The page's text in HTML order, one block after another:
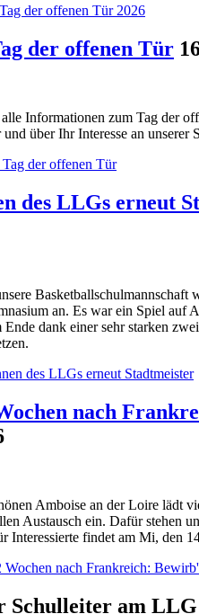
der offenen Tür 2026
der offenen Tür
Informationen zum Tag der
über Ihr Interesse an unserer
der offenen Tür
des LLGs erneut
Basketballschulmannschaft
an. Es war ein Spiel auf
dank einer sehr starken
des LLGs erneut Stadtmeister
nach
Amboise an der Loire lädt
Austausch ein. Dafür stehen
Interessierte findet am Mi, den
nach Frankreich:
Schulleiter am